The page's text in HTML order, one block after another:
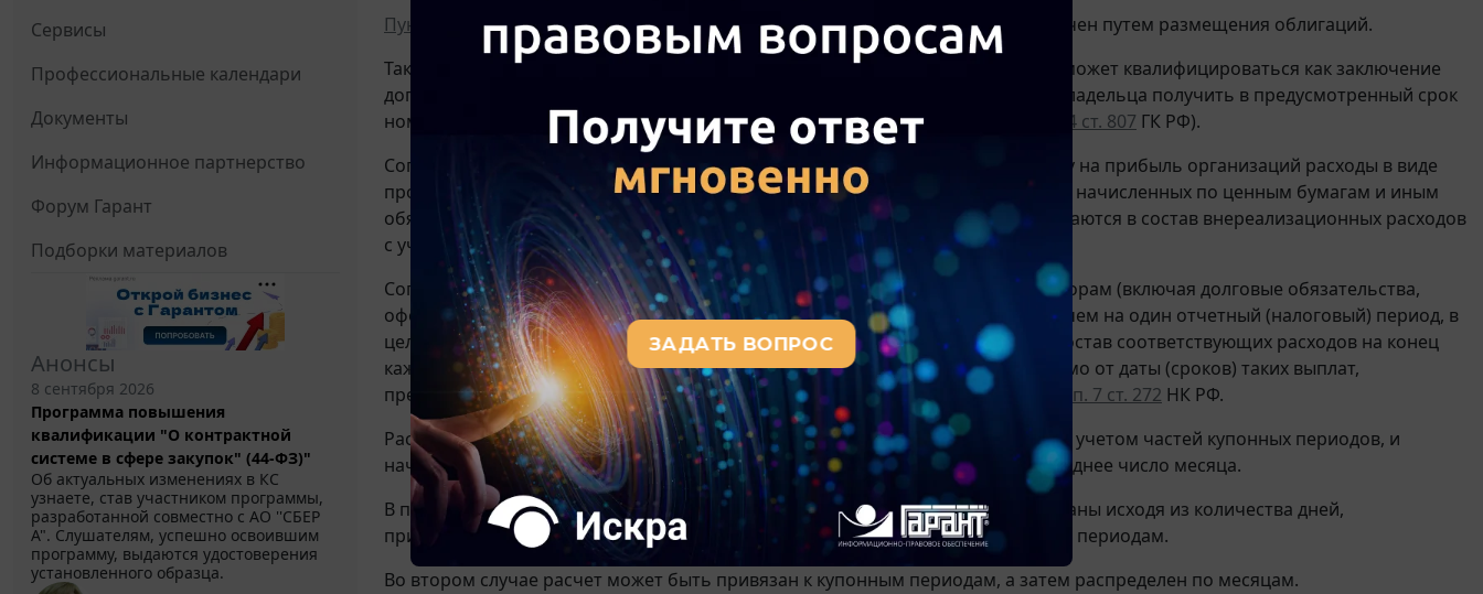
Сервисы
Профессиональные календари
Документы
Информационное партнерство
Форум Гарант
Подборки материалов
Анонсы
8 сентября 2026
Программа повышения
квалификации "О контрактной
системе в сфере закупок" (44-ФЗ)"
Об актуальных изменениях в КС
узнаете, став участником программы,
разработанной совместно с АО ''СБЕР
А". Слушателям, успешно освоившим
программу, выдаются удостоверения
установленного образца.
Пунктом 4 ст. 807ГК РФ предусмотрено, что договор займа может быть заключен путем размещения облигаций.
Так как облигации считаются долговыми ценными бумагами, их размещение может квалифицироваться как заключение
договора займа - если в решении о выпуске облигаций закреплено право их владельца получить в предусмотренный срок
номинальную стоимость облигации или иной имущественный эквивалент (
п. 4 ст. 807 ГК РФ).
Согласно
подп. 2 п. 1 ст. 265НК РФ при определении налоговой базы по налогу на прибыль организаций расходы в виде
процентов по долговым обязательствам любого вида, в том числе процентов, начисленных по ценным бумагам и иным
обязательствам, выпущенным (эмитированным) налогоплательщиком, включаются в состав внереализационных расходов
с учетом особенностей, предусмотренныхст. 269
НК РФ.
Согласноп. 8 ст. 272НК РФ по договорам займа или иным аналогичным договорам (включая долговые обязательства,
оформленные ценными бумагами), срок действия которых приходится более чем на один отчетный (налоговый) период, в
целях настоящей главы расход признается осуществленным и включается в состав соответствующих расходов на конец
каждого месяца соответствующего отчетного (налогового) периода независимо от даты (сроков) таких выплат,
предусмотренных договором, за исключением расходов, указанных в подп. 12 п. 7 ст. 272 НК РФ.
Рассмотрим ежемесячное начисление процентов на последний день месяца с учетом частей купонных периодов, и
начисление процентов по купонным периодам с отражением в учете на последнее число месяца.
В первом случае на последнее число каждого месяца проценты будут рассчитаны исходя из количества дней,
приходящихся на этот месяц, даже если эти дни относятся к разным купонным периодам.
Во втором случае расчет может быть привязан к купонным периодам, а затем распределен по месяцам.